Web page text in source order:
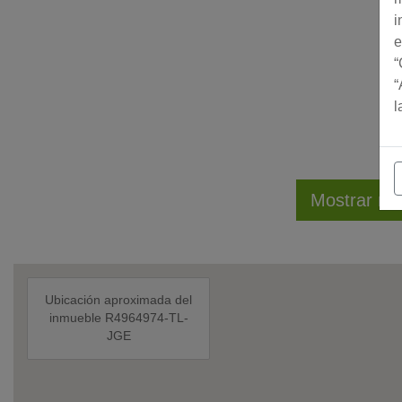
Mostrar
Ubicación aproximada del
inmueble R4964974-TL-
JGE